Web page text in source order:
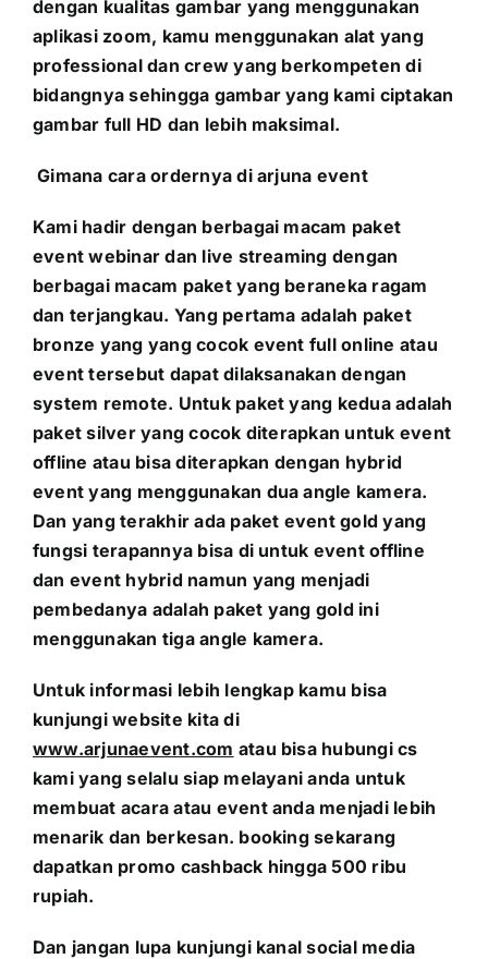
dengan kualitas gambar yang menggunakan
aplikasi zoom, kamu menggunakan alat yang
professional dan crew yang berkompeten di
bidangnya sehingga gambar yang kami ciptakan
gambar full HD dan lebih maksimal.
Gimana cara ordernya di arjuna event
Kami hadir dengan berbagai macam paket
event webinar dan live streaming dengan
berbagai macam paket yang beraneka ragam
dan terjangkau. Yang pertama adalah paket
bronze yang yang cocok event full online atau
event tersebut dapat dilaksanakan dengan
system remote. Untuk paket yang kedua adalah
paket silver yang cocok diterapkan untuk event
offline atau bisa diterapkan dengan hybrid
event yang menggunakan dua angle kamera.
Dan yang terakhir ada paket event gold yang
fungsi terapannya bisa di untuk event offline
dan event hybrid namun yang menjadi
pembedanya adalah paket yang gold ini
menggunakan tiga angle kamera.
Untuk informasi lebih lengkap kamu bisa
kunjungi website kita di
www.arjunaevent.com atau bisa hubungi cs
kami yang selalu siap melayani anda untuk
membuat acara atau event anda menjadi lebih
menarik dan berkesan. booking sekarang
dapatkan promo cashback hingga 500 ribu
rupiah.
Dan jangan lupa kunjungi kanal social media